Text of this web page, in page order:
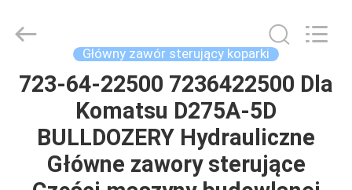
DOM
PRODUKTY
FILMY
Machinery
Reserved.
Główny zawór sterujący koparki
723-64-22500 7236422500 Dla
Komatsu D275A-5D
BULLDOZERY Hydrauliczne
Główne zawory sterujące